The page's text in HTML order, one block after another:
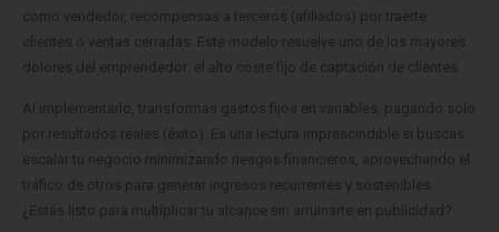
como vendedor, recompensas a terceros (afiliados) por traerte
clientes o ventas cerradas. Este modelo resuelve uno de los mayores
dolores del emprendedor: el alto coste fijo de captación de clientes.
Al implementarlo, transformas gastos fijos en variables, pagando solo
por resultados reales (éxito). Es una lectura imprescindible si buscas
escalar tu negocio minimizando riesgos financieros, aprovechando el
tráfico de otros para generar ingresos recurrentes y sostenibles.
¿Estás listo para multiplicar tu alcance sin arruinarte en publicidad?